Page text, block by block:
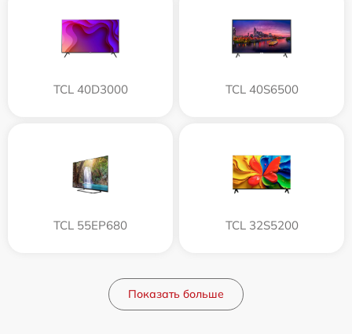
TCL 40D3000 TCL 40S6500
TCL 55EP680 TCL 32S5200
Показать больше